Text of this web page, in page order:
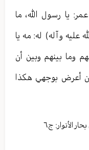
يا رسول الله، ما
وآله) له: مه يا
وما بينهم وبين أن
أن أعرض بوجهي هكذا
الأنوار: ج٦